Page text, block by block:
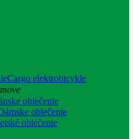
Cargo elektrobicykle
oblečenie
oblečenie
oblečenie